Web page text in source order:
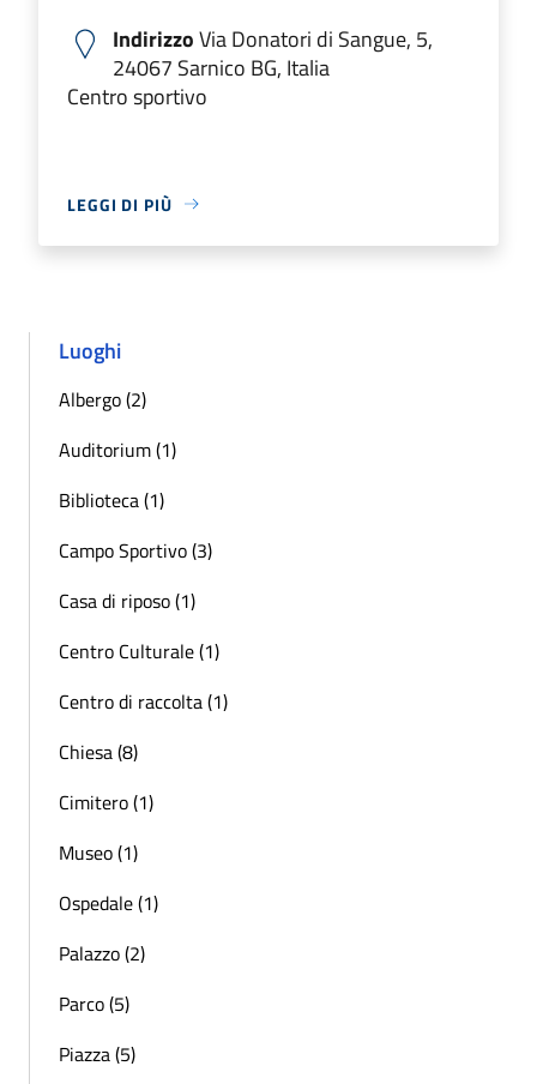
IndirizzoVia Donatori di Sangue, 5,
24067 Sarnico BG, Italia
Centro sportivo
LEGGI DI PIÙ
Luoghi
Albergo (2)
Auditorium (1)
Biblioteca (1)
Campo Sportivo (3)
Casa di riposo (1)
Centro Culturale (1)
Centro di raccolta (1)
Chiesa (8)
Cimitero (1)
Museo (1)
Ospedale (1)
Palazzo (2)
Parco (5)
Piazza (5)